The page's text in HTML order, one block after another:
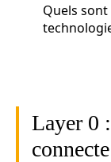
Quels
Layer 0